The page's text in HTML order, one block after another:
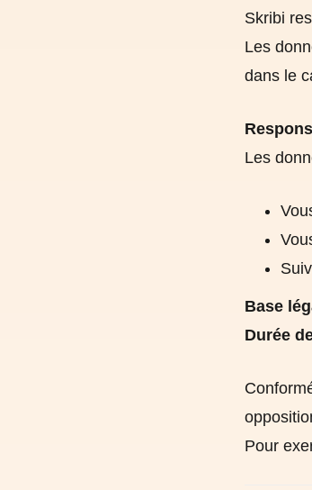
Skribi
Les
dans le
Les
Base
Durée
Pour